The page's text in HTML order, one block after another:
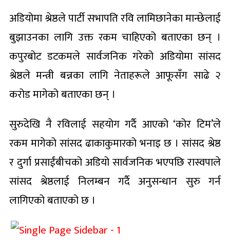
अडियोमा श्रेष्ठले पार्टी सभापति रवि लामिछानेका मान्छेलाई
बुझाउनका लागि उक्त रकम चाहिएको बताएका छन् ।
कपुरबोट डटकमले सार्वजनिक गरेको अडियोमा सांसद
श्रेष्ठले मन्त्री बन्नका लागि नेताहरूले आफूसँग साढे २
करोड मागेको बताएका छन् ।
सुरुदेखि नै रविलाई सहयोग गर्दै आएको ‘कोर टिम’ले
रकम मागेको सांसद ढाकाकुमारको भनाइ छ । सांसद श्रेष्ठ
र दुर्गा प्रसाईंबीचको अडियो सार्वजनिक भएपछि रास्वपाले
सांसद श्रेष्ठलाई निलम्बन गर्दै अनुसन्धान सुरु गर्न
लागिएको बताएको छ ।